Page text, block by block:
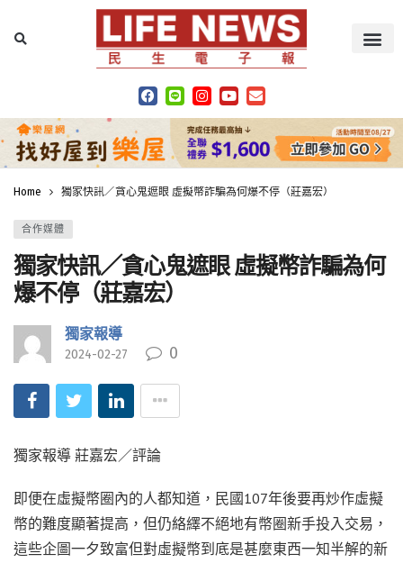
Home 獨家快訊／貪心鬼遮眼 虛擬幣詐騙為何爆不停（莊嘉宏）
合作媒體
獨家快訊／貪心鬼遮眼 虛擬幣詐騙為何
爆不停（莊嘉宏）
獨家報導
2024-02-27 0
獨家報導 莊嘉宏／評論
即便在虛擬幣圈內的人都知道，民國107年後要再炒作虛擬
幣的難度顯著提高，但仍絡繹不絕地有幣圈新手投入交易，
這些企圖一夕致富但對虛擬幣到底是甚麼東西一知半解的新